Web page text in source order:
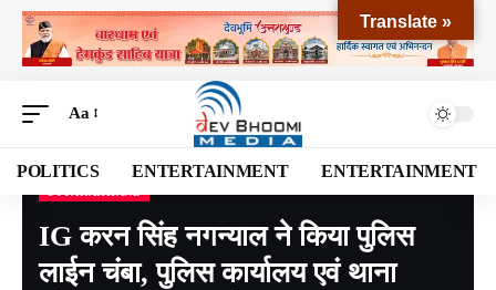
Aa
POLITICS ENTERTAINMENT ENTERTAINMENT
Devbhoomi Media >Blog>NATIONAL>UTTARAKHAND>IG करन सिंह नगन्याल ने किया पुलिस लाईन चंबा, पुलिस कार्यालय एवं थाना नरेन्द्र नगर का वार्षिक निरीक्षण
IG करन सिंह नगन्याल ने किया पुलिस
लाईन चंबा, पुलिस कार्यालय एवं थाना
Translate »